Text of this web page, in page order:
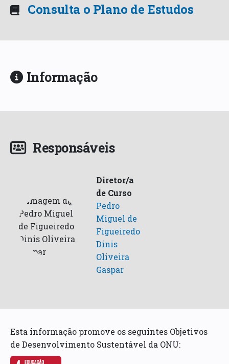
Consulta o Plano de Estudos
Informação
Responsáveis
Diretor/a
de Curso
Pedro
Miguel de
Figueiredo
Dinis
Oliveira
Gaspar
Esta informação promove os seguintes Objetivos
de Desenvolvimento Sustentável da ONU: